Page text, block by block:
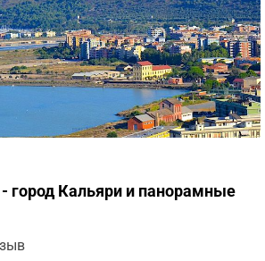
город Кальяри и панорамные